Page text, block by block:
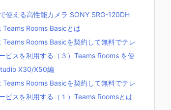
使える高性能カメラ SONY SRG-120DH
Rooms Basicとは
Rooms Basicを契約して無料でテレ
ビスを利用する（３）Teams Rooms を使
X30/X50編
Rooms Basicを契約して無料でテレ
ビスを利用する（１）Teams Roomsとは